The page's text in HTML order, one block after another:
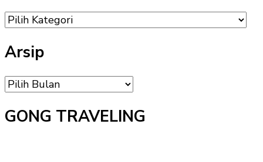
DAFTAR
MENU
Arsip
Arsip
GONG TRAVELING